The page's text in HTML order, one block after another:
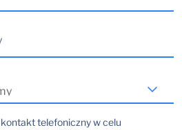
telefoniczny w celu